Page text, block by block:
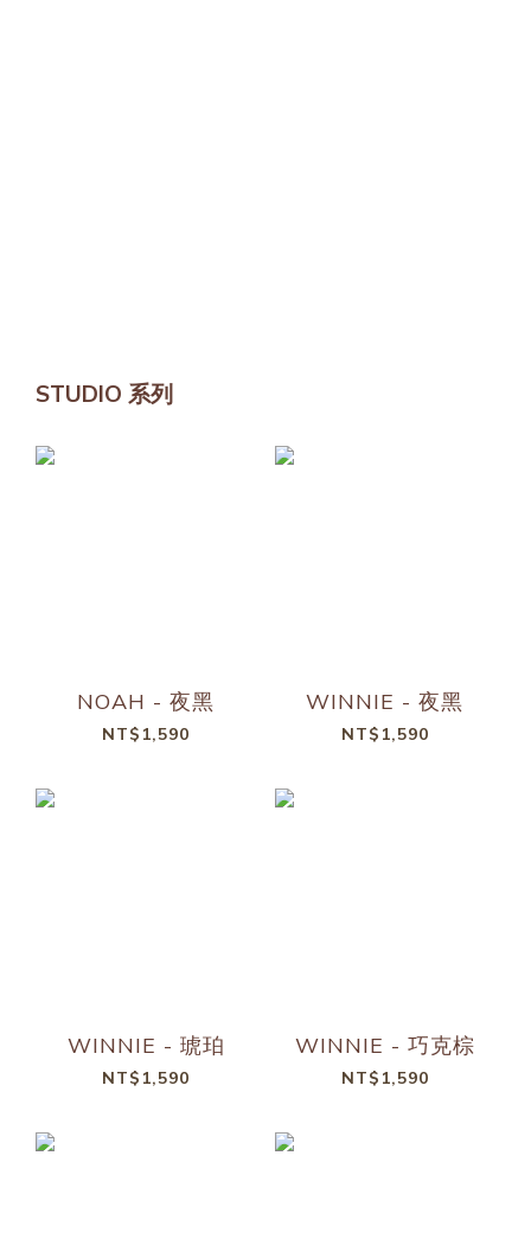
STUDIO 系列
NOAH - 夜黑
NT$1,590
WINNIE - 夜黑
NT$1,590
WINNIE - 琥珀
NT$1,590
WINNIE - 巧克棕
NT$1,590